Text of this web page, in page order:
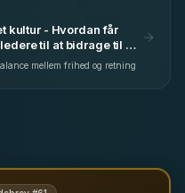
kultur - Hvordan får
til at bidrage til en
Storkholm (S4
mellem frihed og retning